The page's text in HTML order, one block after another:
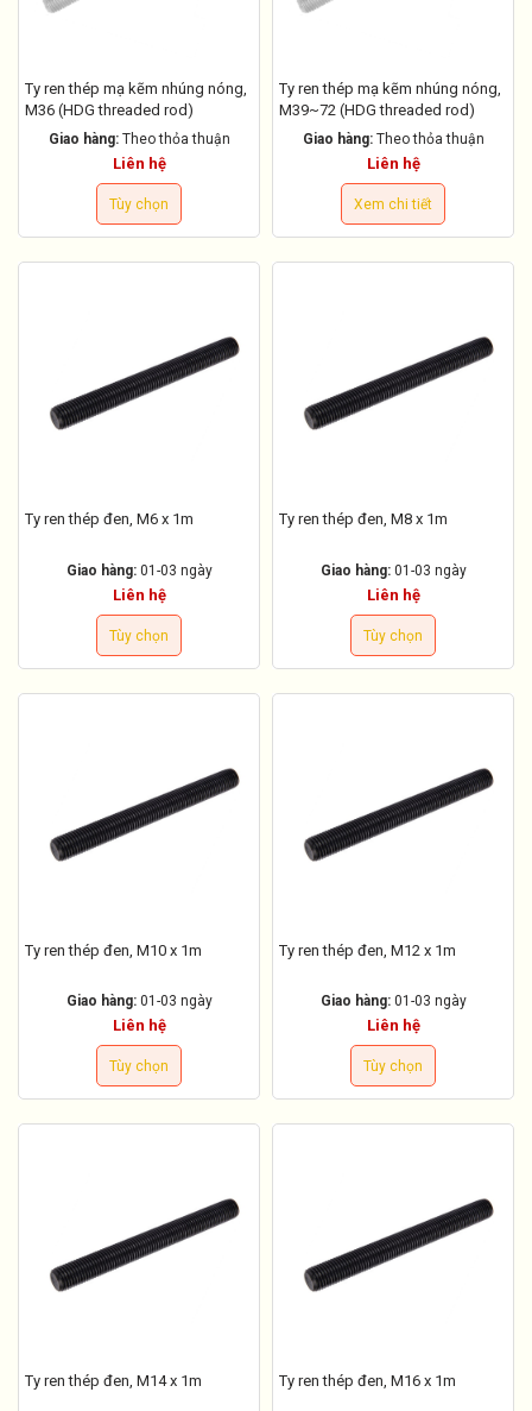
Ty ren thép mạ kẽm nhúng nóng,
M36 (HDG threaded rod)
Giao hàng: Theo thỏa thuận
Liên hệ
Tùy chọn
Ty ren thép mạ kẽm nhúng nóng,
M39~72 (HDG threaded rod)
Giao hàng: Theo thỏa thuận
Liên hệ
Xem chi tiết
Ty ren thép đen, M6 x 1m
Giao hàng: 01-03 ngày
Liên hệ
Tùy chọn
Ty ren thép đen, M8 x 1m
Giao hàng: 01-03 ngày
Liên hệ
Tùy chọn
Ty ren thép đen, M10 x 1m
Giao hàng: 01-03 ngày
Liên hệ
Tùy chọn
Ty ren thép đen, M12 x 1m
Giao hàng: 01-03 ngày
Liên hệ
Tùy chọn
Ty ren thép đen, M14 x 1m Ty ren thép đen, M16 x 1m